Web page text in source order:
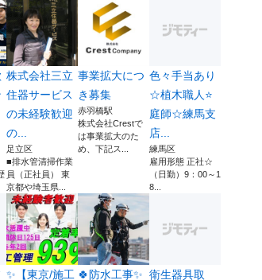
株式会社三立
住器サービス
の未経験歓迎
の...
足立区
■排水管清掃作業
員（正社員） 東
京都や埼玉県...
事業拡大につ
き募集
赤羽橋駅
株式会社Crestで
は事業拡大のた
め、下記ス...
色々手当あり
☆植木職人⭐
庭師☆練馬支
店...
練馬区
雇用形態 正社☆
（日勤）9：00～1
8...
✨【東京/施工 🍀防水工事✨ 衛生器具取